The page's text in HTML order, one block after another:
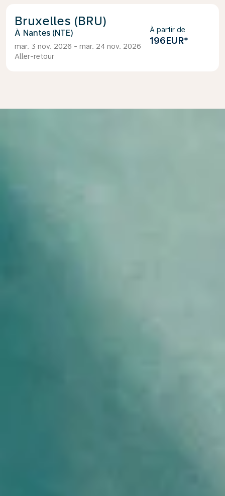
Bruxelles (BRU)
Nantes (NTE)
mar. 3 nov. 2026 - mar. 24 nov. 2026
Aller-retour
À partir de
196EUR*